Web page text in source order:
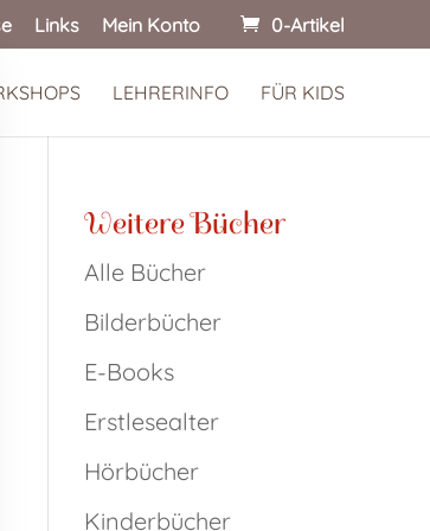
Links Mein Konto 0-Artikel
LEHRERINFO FÜR KIDS
Weitere Bücher
Alle Bücher
Bilderbücher
E-Books
Erstlesealter
Hörbücher
Kinderbücher
Button wird der Dialog geschlossen. Seine Funktionalität ist identisch
erteilt werden kann. Die erste